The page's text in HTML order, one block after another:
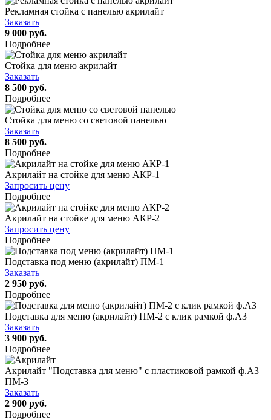
Рекламная стойка с панелью акрилайт
Заказать
9 000 руб.
Подробнее
Стойка для меню акрилайт
Заказать
8 500 руб.
Подробнее
Стойка для меню со световой панелью
Заказать
8 500 руб.
Подробнее
Акрилайт на стойке для меню АКР-1
Запросить цену
Подробнее
Акрилайт на стойке для меню АКР-2
Запросить цену
Подробнее
Подставка под меню (акрилайт) ПМ-1
Заказать
2 950 руб.
Подробнее
Подставка для меню (акрилайт) ПМ-2 с клик рамкой ф.А3
Заказать
3 900 руб.
Подробнее
Акрилайт "Подставка для меню" с пластиковой рамкой ф.А3
ПМ-3
Заказать
2 900 руб.
Подробнее